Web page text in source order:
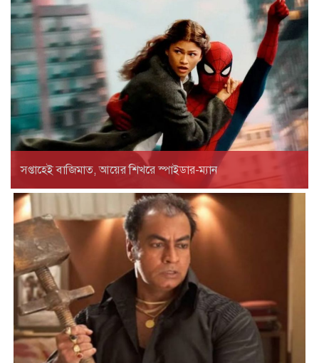
সপ্তাহেই বাজিমাত, আয়ের শিখরে স্পাইডার-ম্যান